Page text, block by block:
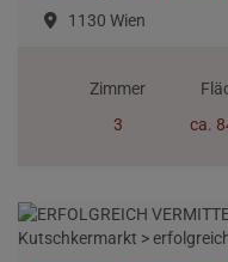
1130 Wien
Zimmer
3
ca.